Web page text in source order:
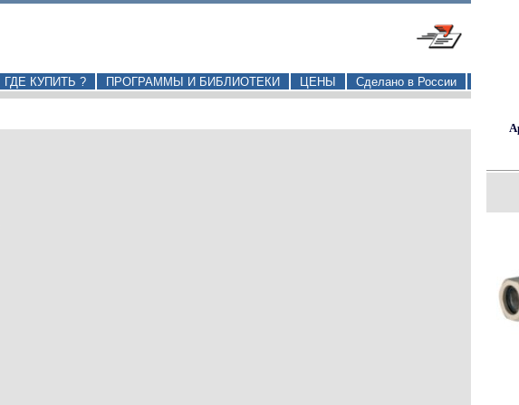
ГДЕ КУПИТЬ ? ПРОГРАММЫ И БИБЛИОТЕКИ ЦЕНЫ Сделано в России